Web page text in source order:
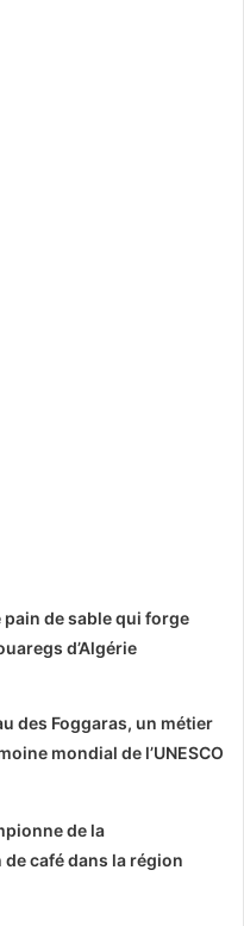
pain de sable qui forge
d’Algérie
des Foggaras, un métier
mondial de l’UNESCO
de la
café dans la région